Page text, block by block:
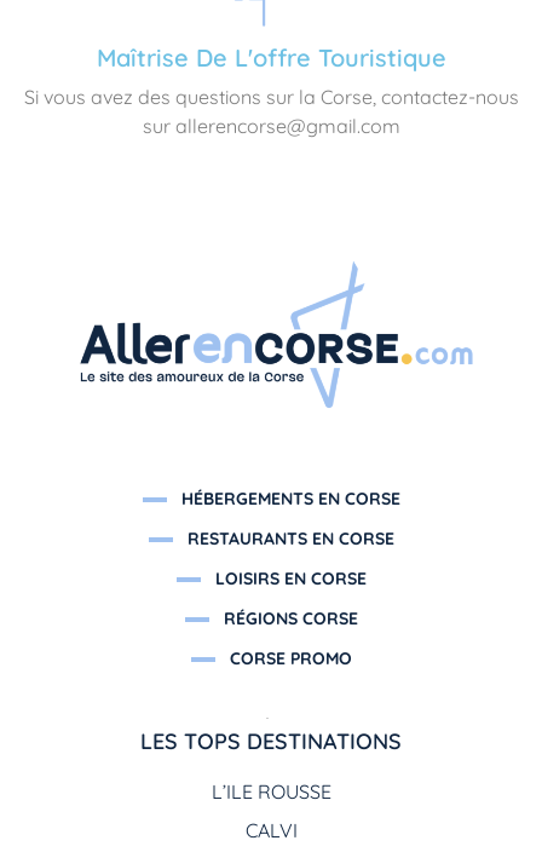
Maîtrise De L'offre Touristique
Si vous avez des questions sur la Corse, contactez-nous
sur allerencorse@gmail.com
HÉBERGEMENTS EN CORSE
RESTAURANTS EN CORSE
LOISIRS EN CORSE
RÉGIONS CORSE
CORSE PROMO
LES TOPS DESTINATIONS
L’ILE ROUSSE
CALVI